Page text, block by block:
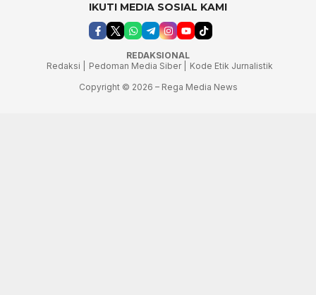
IKUTI MEDIA SOSIAL KAMI
REDAKSIONAL
Redaksi |
Pedoman Media Siber |
Kode Etik Jurnalistik
Copyright © 2026 – Rega Media News